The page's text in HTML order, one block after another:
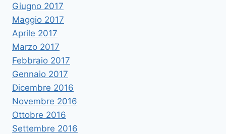
Giugno 2017
Maggio 2017
Aprile 2017
Marzo 2017
Febbraio 2017
Gennaio 2017
Dicembre 2016
Novembre 2016
Ottobre 2016
Settembre 2016